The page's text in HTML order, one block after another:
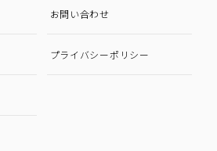
お問い合わせ
プライバシーポリシー